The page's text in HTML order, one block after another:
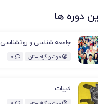
دوره ها
جامعه شناسی و روانشناسی
موشن گرافیستان 0
ادبیات